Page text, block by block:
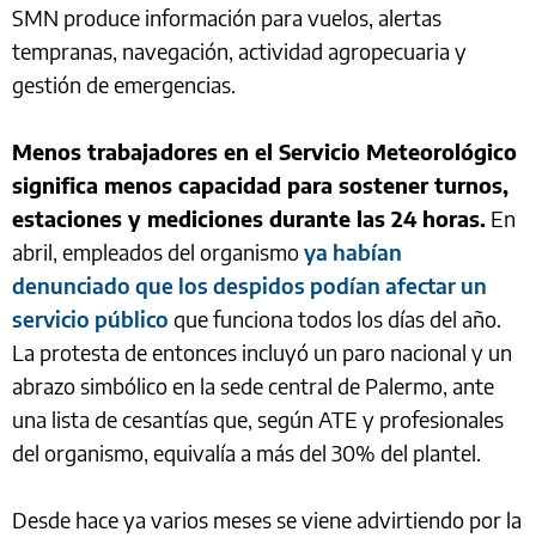
SMN produce información para vuelos, alertas
tempranas, navegación, actividad agropecuaria y
gestión de emergencias.
Menos trabajadores en el Servicio Meteorológico
significa menos capacidad para sostener turnos,
estaciones y mediciones durante las 24 horas. En
abril, empleados del organismoya habían
denunciado que los despidos podían afectar un
servicio público que funciona todos los días del año.
La protesta de entonces incluyó un paro nacional y un
abrazo simbólico en la sede central de Palermo, ante
una lista de cesantías que, según ATE y profesionales
del organismo, equivalía a más del 30% del plantel.
Desde hace ya varios meses se viene advirtiendo por la